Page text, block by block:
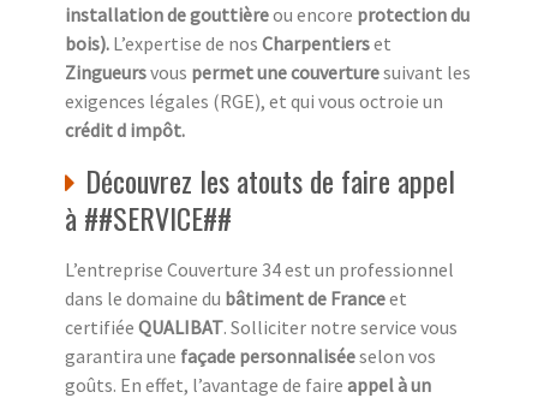
installation de gouttièreou encore protection du
bois). L’expertise de nos Charpentierset
Zingueursvous permet une couverturesuivant les
exigences légales (RGE), et qui vous octroie un
crédit d impôt.
Découvrez les atouts de faire appel
à ##SERVICE##
L’entreprise Couverture 34 est un professionnel
dans le domaine du bâtiment de Franceet
certifiée QUALIBAT. Solliciter notre service vous
garantira une façade personnaliséeselon vos
goûts. En effet, l’avantage de faire appel à un